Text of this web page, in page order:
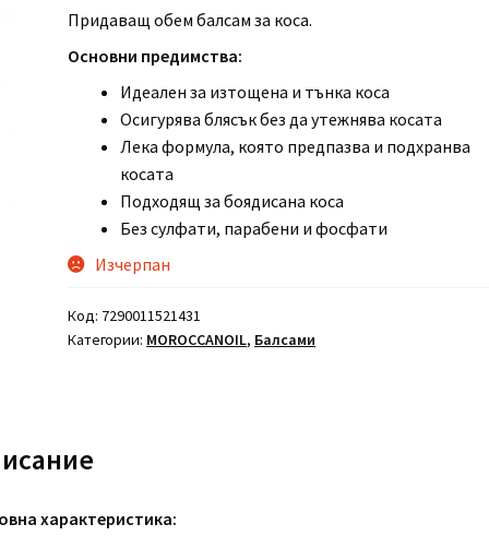
Придаващ обем балсам за коса.
Основни предимства:
Идеален за изтощена и тънка коса
Осигурява блясък без да утежнява косата
Лека формула, която предпазва и подхранва
косата
Подходящ за боядисана коса
Без сулфати, парабени и фосфати
Изчерпан
Код: 7290011521431
Категории: MOROCCANOIL, Балсами
характеристика: